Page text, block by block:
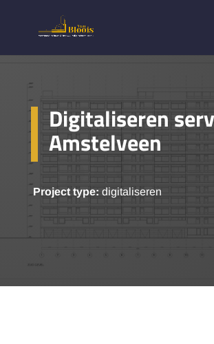
Digitaliseren
Amstelveen
Project type: digitaliseren